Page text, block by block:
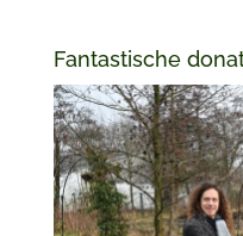
Fantastische